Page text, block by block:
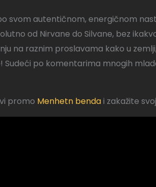
svom autentičnom, energičnom
od Nirvane do Silvane, bez
na raznim proslavama kako u
Sudeći po komentarima mnogih
promo Menhetn bendai zakažite